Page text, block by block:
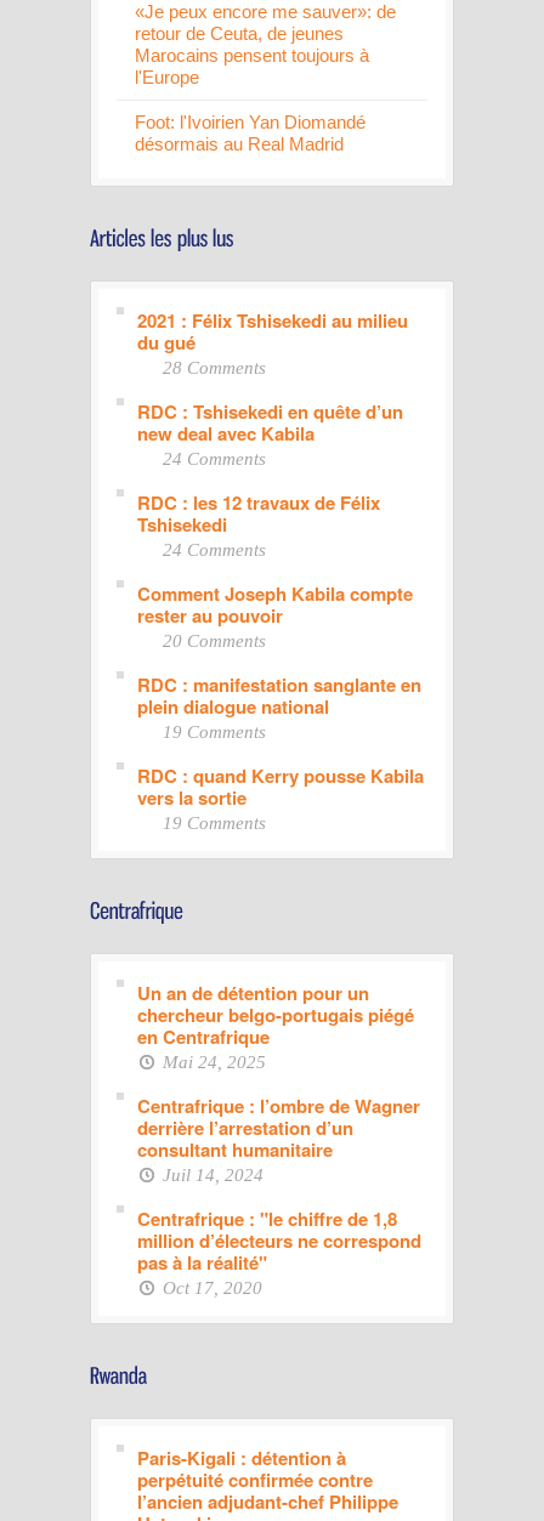
«Je peux encore me sauver»: de
retour de Ceuta, de jeunes
Marocains pensent toujours à
l'Europe
Foot: l'Ivoirien Yan Diomandé
désormais au Real Madrid
2021 : Félix Tshisekedi au milieu
du gué
28 Comments
RDC : Tshisekedi en quête d’un
new deal avec Kabila
24 Comments
RDC : les 12 travaux de Félix
Tshisekedi
24 Comments
Comment Joseph Kabila compte
rester au pouvoir
20 Comments
RDC : manifestation sanglante en
plein dialogue national
19 Comments
RDC : quand Kerry pousse Kabila
vers la sortie
19 Comments
Un an de détention pour un
chercheur belgo-portugais piégé
en Centrafrique
Mai 24, 2025
Centrafrique : l’ombre de Wagner
derrière l’arrestation d’un
consultant humanitaire
Juil 14, 2024
Centrafrique : "le chiffre de 1,8
million d’électeurs ne correspond
pas à la réalité"
Oct 17, 2020
Paris-Kigali : détention à
perpétuité confirmée contre
l’ancien adjudant-chef Philippe